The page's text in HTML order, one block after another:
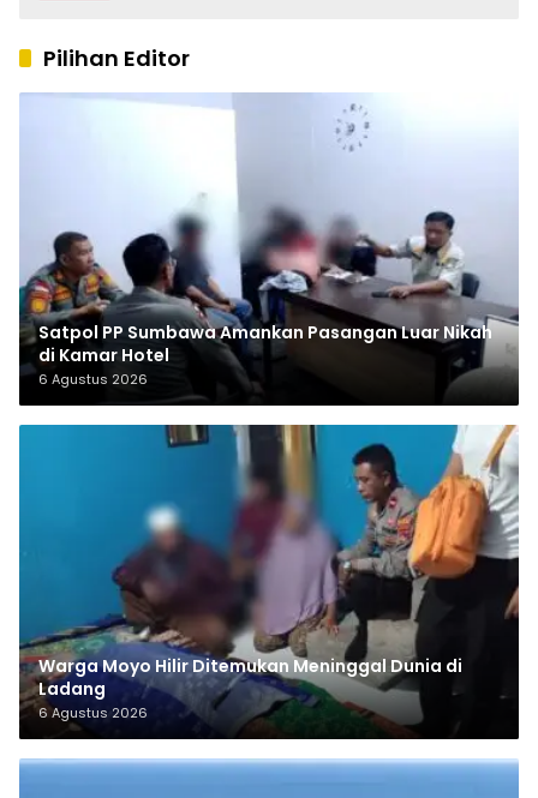
Pilihan Editor
Satpol PP Sumbawa Amankan Pasangan Luar Nikah
di Kamar Hotel
6 Agustus 2026
Warga Moyo Hilir Ditemukan Meninggal Dunia di
Ladang
6 Agustus 2026